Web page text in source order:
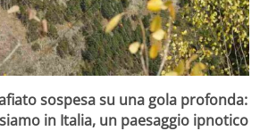
sospesa su una gola profonda:
in Italia, un paesaggio ipnotico